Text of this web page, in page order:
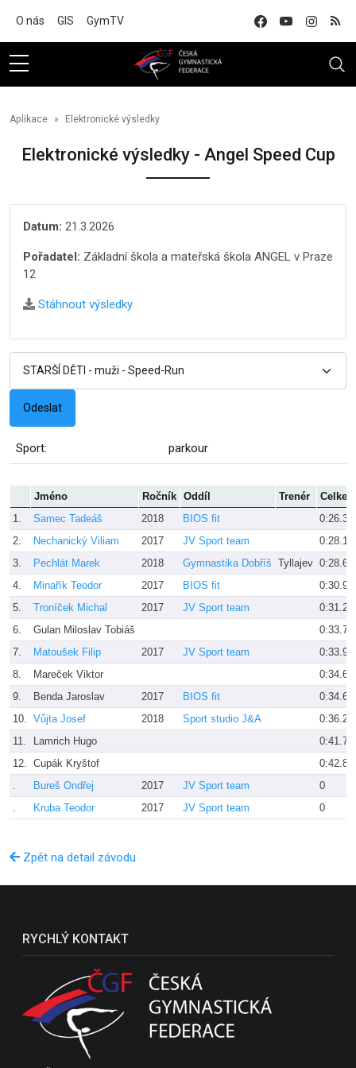
O nás GIS GymTV
Aplikace Elektronické výsledky
Elektronické výsledky - Angel Speed Cup
Datum: 21.3.2026
Pořadatel: Základní škola a mateřská škola ANGEL v Praze
12
Stáhnout výsledky
Sport: parkour
Jméno Ročník Oddíl Trenér
Celkem
1.
Samec Tadeáš 2018 BIOS fit
0:26.31
2.
Nechanický Viliam 2017 JV Sport team
0:28.19
3.
Pechlát Marek 2018 Gymnastika Dobříš Tyllajev 0:28.62
4.
Minařík Teodor 2017 BIOS fit
0:30.97
5.
Troníček Michal 2017 JV Sport team
0:31.25
6.
Gulan Miloslav Tobiáš
0:33.75
7.
Matoušek Filip 2017 JV Sport team
0:33.97
8.
Mareček Viktor
0:34.62
9.
Benda Jaroslav 2017 BIOS fit
0:34.63
10. Vůjta Josef 2018 Sport studio J&A
0:36.25
11.
Lamrich Hugo
0:41.72
12. Cupák Kryštof
0:42.81
.
Bureš Ondřej 2017 JV Sport team
0
.
Kruba Teodor 2017 JV Sport team 0
Zpět na detail závodu
RYCHLÝ KONTAKT